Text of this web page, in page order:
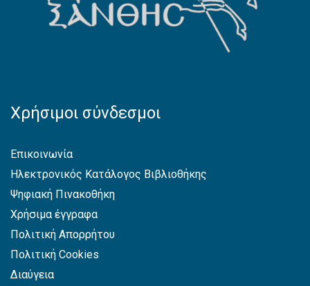
Χρήσιμοι σύνδεσμοι
Επικοινωνία
Ηλεκτρονικός Κατάλογος Βιβλιοθήκης
Ψηφιακή Πινακοθήκη
Χρήσιμα έγγραφα
Πολιτική Απορρήτου
Πολιτική Cookies
Διαύγεια